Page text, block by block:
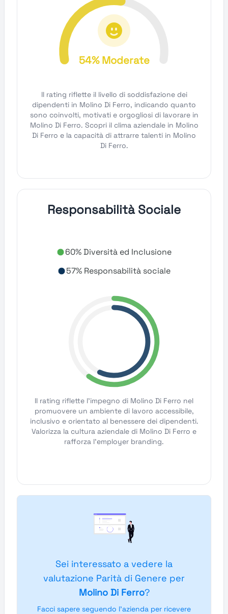
54% Moderate
Il rating riflette il livello di soddisfazione dei
dipendenti in Molino Di Ferro, indicando quanto
sono coinvolti, motivati e orgogliosi di lavorare in
Molino Di Ferro. Scopri il clima aziendale in Molino
Di Ferro e la capacità di attrarre talenti in Molino
Di Ferro.
Responsabilità Sociale
60% Diversità ed Inclusione
57% Responsabilità sociale
Il rating riflette l'impegno di Molino Di Ferro nel
promuovere un ambiente di lavoro accessibile,
inclusivo e orientato al benessere dei dipendenti.
Valorizza la cultura aziendale di Molino Di Ferro e
rafforza l'employer branding.
Sei interessato a vedere la
valutazione Parità di Genere per
Molino Di Ferro?
Facci sapere seguendo l'azienda per ricevere